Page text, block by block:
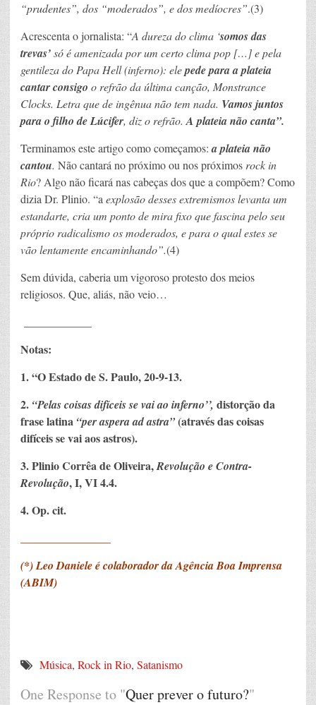
“prudentes”, dos “moderados”, e dos medíocres”.(3)
Acrescenta o jornalista: “A dureza do clima ‘somos das
trevas’só é amenizada por um certo clima pop […] e pela
gentileza do Papa Hell (inferno): elepede para a plateia
cantar consigo o refrão da última canção, Monstrance
Clocks. Letra que de ingênua não tem nada. Vamos juntos
para o filho de Lúcifer, diz o refrão.A plateia não canta”.
Terminamos este artigo como começamos:a plateia não
cantou. Não cantará no próximo ou nos próximosrock in
Rio? Algo não ficará nas cabeças dos que a compõem? Como
dizia Dr. Plinio. “aexplosão desses extremismos levanta um
estandarte, cria um ponto de mira fixo que fascina pelo seu
próprio radicalismo os moderados, e para o qual estes se
vão lentamente encaminhando”.(4)
Sem dúvida, caberia um vigoroso protesto dos meios
religiosos. Que, aliás, não veio…
Notas:
1.“O Estado de S. Paulo, 20-9-13.
2. “Pelas coisas difíceis se vai ao inferno’’, distorção da
frase latina “per aspera ad astra”(através das coisas
difíceis se vai aos astros).
3.Plinio Corrêa de Oliveira,Revolução e Contra-
Revolução, I, VI 4.4.
4. Op. cit.
(*) Leo Daniele é colaborador da Agência Boa Imprensa
(ABIM)
Música, Rock in Rio, Satanismo
One Response to "Quer prever o futuro?"